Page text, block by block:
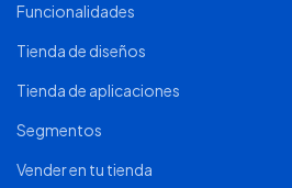
Funcionalidades
Tienda de diseños
Tienda de aplicaciones
Segmentos
Vender en tu tienda